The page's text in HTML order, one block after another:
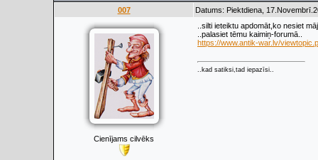
007 Datums: Piektdiena,
Cienījams cilvēks
..silti ieteiktu apdomāt,ko nesiet
..palasiet tēmu kaimiņ-forumā..
https://www.antik-war.lv/
..kad satiksi,tad iepazīsi..